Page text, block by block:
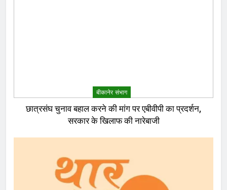
बीकानेर संभाग
छात्रसंघ चुनाव बहाल करने की मांग पर एबीवीपी का प्रदर्शन,
सरकार के खिलाफ की नारेबाजी